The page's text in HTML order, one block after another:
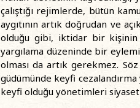
çalıştığı rejimlerde, bütün
aygıtının artık doğrudan ve
olduğu gibi, iktidar bir kişinin
yargılama düzeninde bir
olması da artık gerekmez.
güdümünde keyfi
keyfi olduğu yönetimleri